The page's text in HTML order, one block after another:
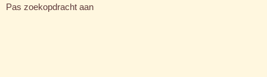
Pas zoekopdracht aan